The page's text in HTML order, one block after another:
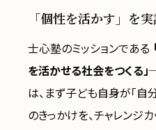
「個性を活かす」を
士心塾のミッションである
を活かせる社会をつくる」
は、まず子ども自身が「自
のきっかけを、チャレンジ